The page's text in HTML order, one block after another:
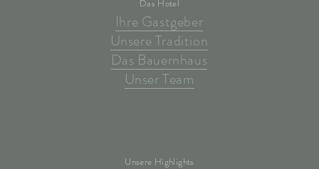
Das Hotel
Ihre Gastgeber
Unsere Tradition
Das Bauernhaus
Unser Team
Unsere Highlights